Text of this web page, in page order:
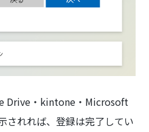
Drive・kintone・Microsoft
されれば、登録は完了してい